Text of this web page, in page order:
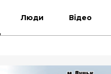
Люди Відео